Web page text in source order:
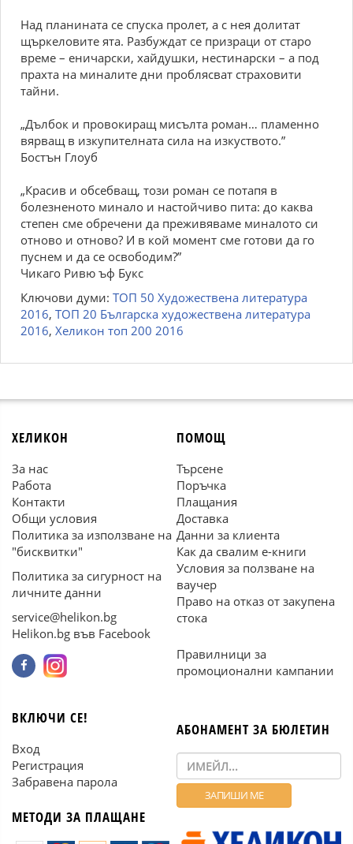
Над планината се спуска пролет, а с нея долитат
щъркеловите ята. Разбуждат се призраци от старо
време – еничарски, хайдушки, нестинарски – а под
прахта на миналите дни проблясват страховити
тайни.
„Дълбок и провокиращ мисълта роман… пламенно
вярващ в изкупителната сила на изкуството.”
Бостън Глоуб
„Красив и обсебващ, този роман се потапя в
болезненото минало и настойчиво пита: до каква
степен сме обречени да преживяваме миналото си
отново и отново? И в кой момент сме готови да го
пуснем и да се освободим?”
Чикаго Ривю ъф Букс
Ключови думи: ТОП 50 Художествена литература
2016, ТОП 20 Българска художествена литература
2016, Хеликон топ 200 2016
ХЕЛИКОН
За нас
Работа
Контакти
Общи условия
Политика за използване на
"бисквитки"
Политика за сигурност на
личните данни
service@helikon.bg
Helikon.bg във Facebook
ПОМОЩ
Търсене
Поръчка
Плащания
Доставка
Данни за клиента
Как да свалим е-книги
Условия за ползване на
ваучер
Право на отказ от закупена
стока
Правилници за
промоционални кампании
ВКЛЮЧИ СЕ!
Вход
Регистрация
Забравена парола
МЕТОДИ ЗА ПЛАЩАНЕ
АБОНАМЕНТ ЗА БЮЛЕТИН